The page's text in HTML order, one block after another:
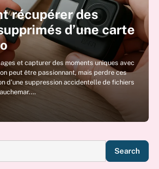
récupérer des
d’une carte
et capturer des moments uniques avec
peut être passionnant, mais perdre ces
d’une suppression accidentelle de fichiers
Search